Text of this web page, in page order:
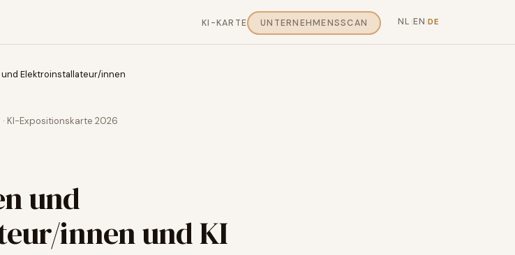
KI-KARTE UNTERNEHMENSSCAN NL |EN |DE
Elektroinstallateur/innen
· KI-Expositionskarte 2026
und
innenund KI